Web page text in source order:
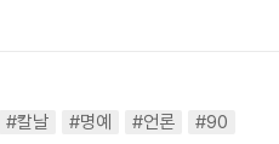
#칼날 #명예 #언론
#90